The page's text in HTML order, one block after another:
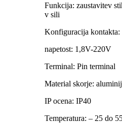
Funkcija: zaustavitev
v sili
Konfiguracija
napetost: 1,8V-220V
Terminal: Pin terminal
Material skorje:
IP ocena: IP40
Temperatura: – 25 do